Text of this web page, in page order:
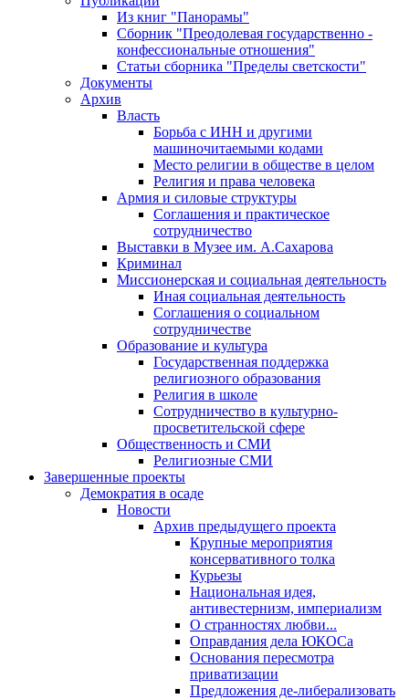
Из книг "Панорамы"
Сборник "Преодолевая государственно -
конфессиональные отношения"
Статьи сборника "Пределы светскости"
Документы
Архив
Власть
Борьба с ИНН и другими
машиночитаемыми кодами
Место религии в обществе в целом
Религия и права человека
Армия и силовые структуры
Соглашения и практическое
сотрудничество
Выставки в Музее им. А.Сахарова
Криминал
Миссионерская и социальная деятельность
Иная социальная деятельность
Соглашения о социальном
сотрудничестве
Образование и культура
Государственная поддержка
религиозного образования
Религия в школе
Сотрудничество в культурно-
просветительской сфере
Общественность и СМИ
Религиозные СМИ
Завершенные проекты
Демократия в осаде
Новости
Архив предыдущего проекта
Крупные мероприятия
консервативного толка
Курьезы
Национальная идея,
антивестернизм, империализм
О странностях любви...
Оправдания дела ЮКОСа
Основания пересмотра
приватизации
Предложения де-либерализовать